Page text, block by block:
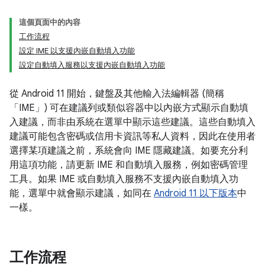
這個頁面中的內容
工作流程
設定 IME 以支援內嵌自動填入功能
設定自動填入服務以支援內嵌自動填入功能
從 Android 11 開始，鍵盤及其他輸入法編輯器 (簡稱
「IME」 ) 可在建議列或類似容器中以內嵌方式顯示自動填
入建議，而非由系統在選單中顯示這些建議。這些自動填入
建議可能包含密碼或信用卡資訊等私人資料，因此在使用者
選擇某項建議之前，系統會向 IME 隱藏建議。如要充分利
用這項功能，請更新 IME 和自動填入服務，例如密碼管理
工具。如果 IME 或自動填入服務不支援內嵌自動填入功
能，選單中就會顯示建議，如同在 Android 11 以下版本中
一樣。
工作流程